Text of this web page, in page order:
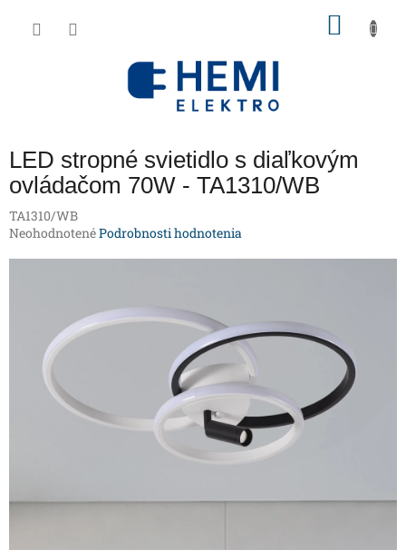
LED stropné svietidlo s diaľkovým
ovládačom 70W - TA1310/WB
TA1310/WB
Priemerné
hviezdičiek.
NeohodnotenéPodrobnosti hodnotenia